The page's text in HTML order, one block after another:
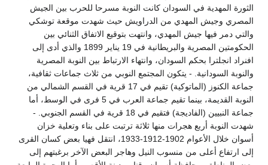
الثورة المهدية في السودان كانت النوبة مسرحا للحرب بين الجيش
المصري وجيش المهدي من الدراويش حيث شهدت موقعة توشكي
والتي دمر فيها جيش المهدي، وانتهت بتوقيع الاتفاق الثنائي بين
الحكومتين المصرية والبريطانية في 19 يناير 1899 والذي أدى إلى
افنراد انجلترا بحكم السودان، وانتهاء الارتباط بين النوبة المصرية
والنوبة السودانية. - يتكون المجتمع النوبي من ثلاث جماعات ثقافية،
جماعة الكنوز (الماتوكية) تقيم في 17 قرية في القسم الشمالي من
النوبة القديمة، بينما تقيم جماعة العرب في 5 فرى في الوسط، أما
جماعة النبيين (الفاديجة) فتقيم في 18 قرية في القسم الجنوبي. -
شهدت النوبة أربع هجرات منها ثلاثة ترتبت على بناء وتعلية خزان
أسوان خلال الأعوام 1902-1912-1933، انتقل فهيا بعض كسان القرى
إلى ارتفاع أعلى من منسوب النيل وهاجر البعض الآخر برغبتهم إلى